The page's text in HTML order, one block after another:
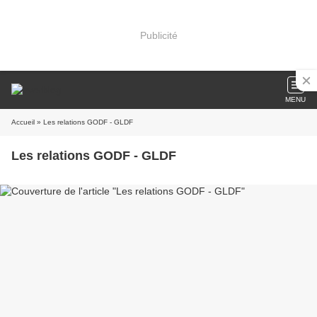
Publicité
MENU
Accueil » Les relations GODF - GLDF
Les relations GODF - GLDF